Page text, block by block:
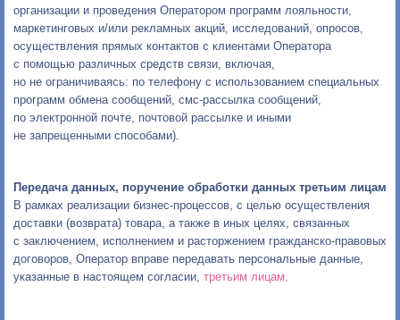
организации и проведения Оператором программ лояльности,
маркетинговых и/или рекламных акций, исследований, опросов,
осуществления прямых контактов с клиентами Оператора
с помощью различных средств связи, включая,
но не ограничиваясь: по телефону с использованием специальных
программ обмена сообщений, смс-рассылка сообщений,
по электронной почте, почтовой рассылке и иными
не запрещенными способами).
Передача данных, поручение обработки данных третьим лицам
В рамках реализации бизнес-процессов, с целью осуществления
доставки (возврата) товара, а также в иных целях, связанных
с заключением, исполнением и расторжением гражданско-правовых
договоров, Оператор вправе передавать персональные данные,
указанные в настоящем согласии, третьим лицам